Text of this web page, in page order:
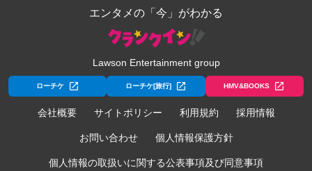
エンタメの「今」がわかる
Lawson Entertainment group
ローチケ ローチケ[旅行] HMV&BOOKS
会社概要 サイトポリシー 利用規約 採用情報
お問い合わせ 個人情報保護方針
個人情報の取扱いに関する公表事項及び同意事項